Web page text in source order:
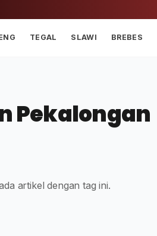
TEGAL SLAWI BREBES
Pekalongan
artikel dengan tag ini.